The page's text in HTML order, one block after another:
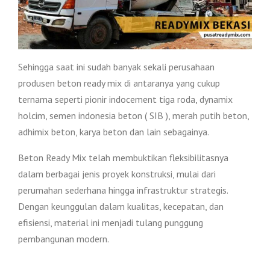
Sehingga saat ini sudah banyak sekali perusahaan
produsen beton ready mix di antaranya yang cukup
ternama seperti pionir indocement tiga roda, dynamix
holcim, semen indonesia beton ( SIB ), merah putih beton,
adhimix beton, karya beton dan lain sebagainya.
Beton Ready Mix telah membuktikan fleksibilitasnya
dalam berbagai jenis proyek konstruksi, mulai dari
perumahan sederhana hingga infrastruktur strategis.
Dengan keunggulan dalam kualitas, kecepatan, dan
efisiensi, material ini menjadi tulang punggung
pembangunan modern.